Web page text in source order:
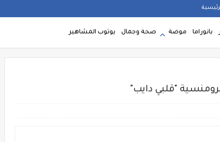
بانوراما موضة صحة وجمال يوتوب المشاهير
"قلبي دايب"